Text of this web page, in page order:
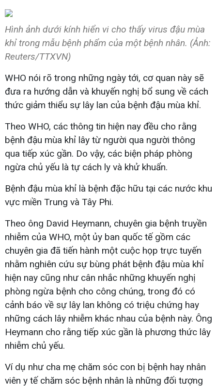
Hình ảnh dưới kính hiển vi cho thấy virus đậu mùa
khỉ trong mẫu bệnh phẩm của một bệnh nhân. (Ảnh:
Reuters/TTXVN)
WHO nói rõ trong những ngày tới, cơ quan này sẽ
đưa ra hướng dẫn và khuyến nghị bổ sung về cách
thức giảm thiểu sự lây lan của bệnh đậu mùa khỉ.
Theo WHO, các thông tin hiện nay đều cho rằng
bệnh đậu mùa khỉ lây từ người qua người thông
qua tiếp xúc gần. Do vậy, các biện pháp phòng
ngừa chủ yếu là tự cách ly và khử khuẩn.
Bệnh đậu mùa khỉ là bệnh đặc hữu tại các nước khu
vực miền Trung và Tây Phi.
Theo ông David Heymann, chuyên gia bệnh truyền
nhiễm của WHO, một ủy ban quốc tế gồm các
chuyên gia đã tiến hành một cuộc họp trực tuyến
nhằm nghiên cứu sự bùng phát bệnh đậu mùa khỉ
hiện nay cũng như cân nhắc những khuyến nghị
phòng ngừa bệnh cho công chúng, trong đó có
cảnh báo về sự lây lan không có triệu chứng hay
những cách lây nhiễm khác nhau của bệnh này. Ông
Heymann cho rằng tiếp xúc gần là phương thức lây
nhiễm chủ yếu.
Ví dụ như cha mẹ chăm sóc con bị bệnh hay nhân
viên y tế chăm sóc bệnh nhân là những đối tượng